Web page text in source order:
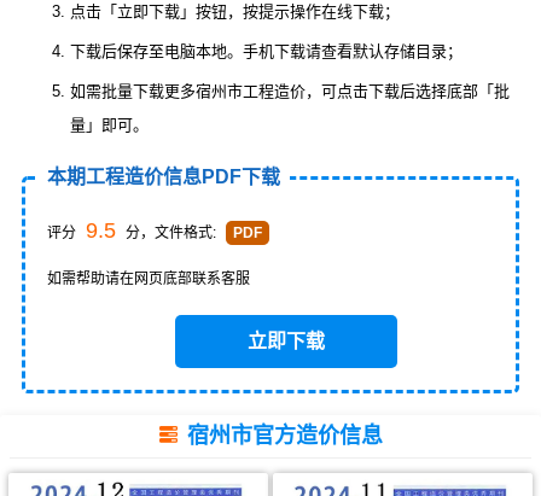
点击「立即下载」按钮，按提示操作在线下载；
下载后保存至电脑本地。手机下载请查看默认存储目录；
如需批量下载更多宿州市工程造价，可点击下载后选择底部「批
量」即可。
本期工程造价信息PDF下载
评分 9.5 分，文件格式: PDF
如需帮助请在网页底部联系客服
立即下载
宿州市官方造价信息